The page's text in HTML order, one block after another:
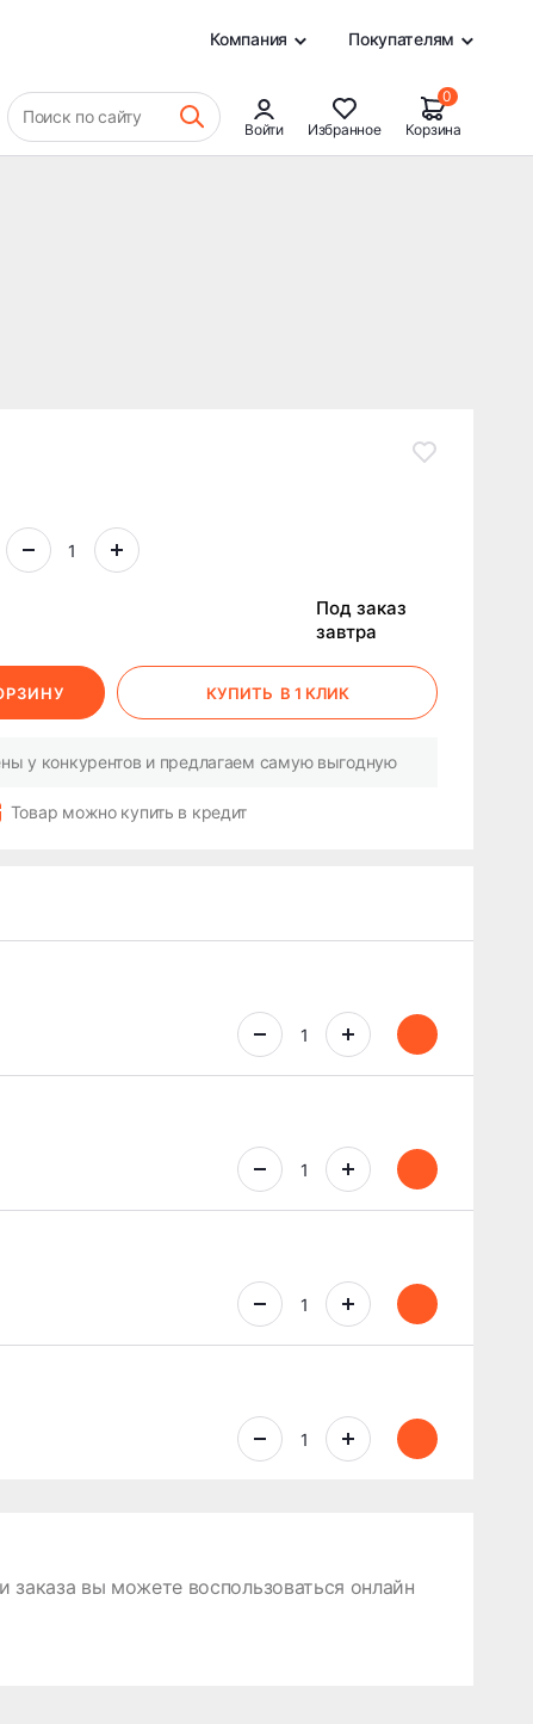
Компания Покупателям
Поиск по сайту
Войти Избранное
0
Корзина
Под заказ
завтра
КУПИТЬ В 1 КЛИК
у конкурентов и предлагаем самую выгодную
Товар можно купить в кредит
вы можете воспользоваться онлайн